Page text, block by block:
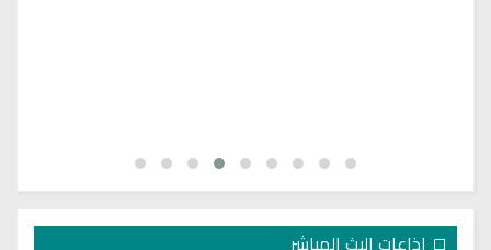
اذاعات البث المباشر